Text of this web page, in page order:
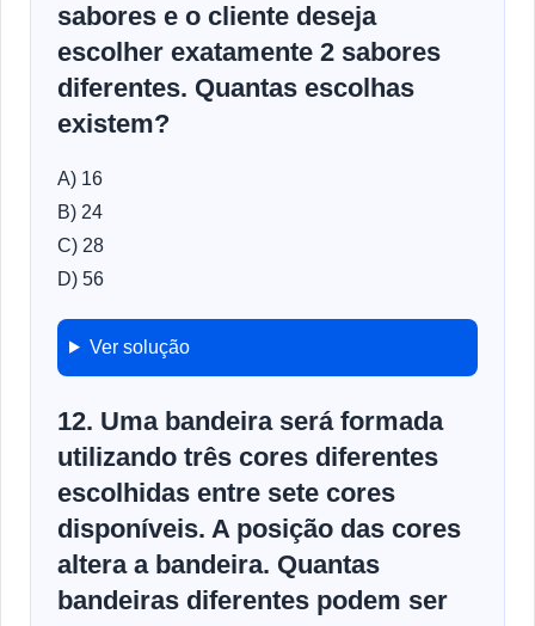
sabores e o cliente deseja
escolher exatamente 2 sabores
diferentes. Quantas escolhas
existem?
A) 16
B) 24
C) 28
D) 56
Ver solução
12. Uma bandeira será formada
utilizando três cores diferentes
escolhidas entre sete cores
disponíveis. A posição das cores
altera a bandeira. Quantas
bandeiras diferentes podem ser